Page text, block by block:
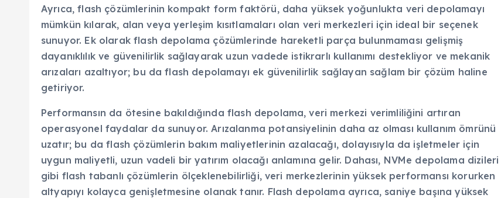
Ayrıca, flash çözümlerinin kompakt form faktörü, daha yüksek yoğunlukta veri depolamayı
mümkün kılarak, alan veya yerleşim kısıtlamaları olan veri merkezleri için ideal bir seçenek
sunuyor. Ek olarak flash depolama çözümlerinde hareketli parça bulunmaması gelişmiş
dayanıklılık ve güvenilirlik sağlayarak uzun vadede istikrarlı kullanımı destekliyor ve mekanik
arızaları azaltıyor; bu da flash depolamayı ek güvenilirlik sağlayan sağlam bir çözüm haline
getiriyor.
Performansın da ötesine bakıldığında flash depolama, veri merkezi verimliliğini artıran
operasyonel faydalar da sunuyor. Arızalanma potansiyelinin daha az olması kullanım ömrünü
uzatır; bu da flash çözümlerin bakım maliyetlerinin azalacağı, dolayısıyla da işletmeler için
uygun maliyetli, uzun vadeli bir yatırım olacağı anlamına gelir. Dahası, NVMe depolama dizileri
gibi flash tabanlı çözümlerin ölçeklenebilirliği, veri merkezlerinin yüksek performansı korurken
altyapıyı kolayca genişletmesine olanak tanır. Flash depolama ayrıca, saniye başına yüksek